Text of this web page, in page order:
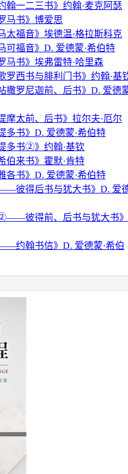
一二三书》约翰·麦克阿瑟
马书》博爱思
福音》埃德温·格拉斯科克
福音》D. 爱德蒙·希伯特
书》埃弗雷特·哈里森
西书与腓利门书》约翰·基
撒罗尼迦前、后书》D. 爱德
太前、后书》拉尔夫·厄尔
书》D. 爱德蒙·希伯特
多书②》约翰·基钦
伯来书》霍默·肯特
书》D. 爱德蒙·希伯特
彼得后书与犹大书》D. 爱
②——彼得前、后书与犹大书》
约翰书信》D. 爱德蒙·希伯